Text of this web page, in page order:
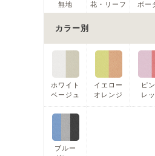
無地 花・リーフ ボー
カラー別
ホワイト
ベージュ
イエロー
オレンジ
ピ
レ
ブルー